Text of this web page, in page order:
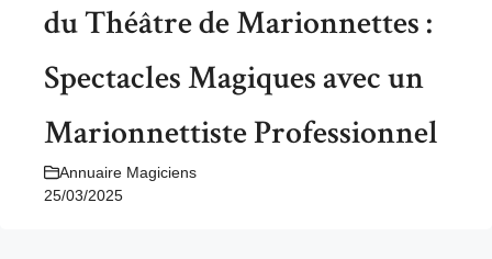
du Théâtre de Marionnettes :
Spectacles Magiques avec un
Marionnettiste Professionnel
Annuaire Magiciens
25/03/2025